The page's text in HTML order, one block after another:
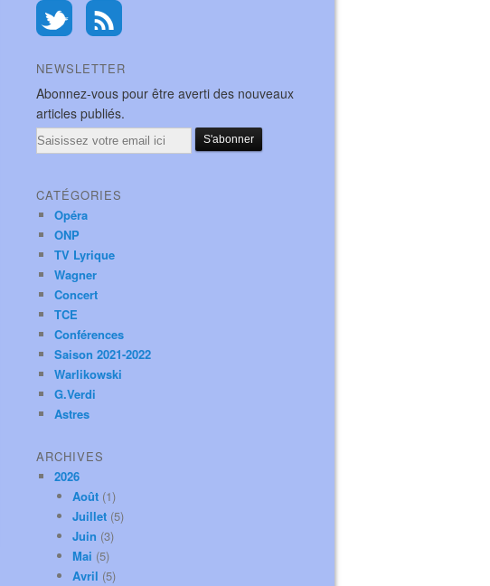
NEWSLETTER
Abonnez-vous pour être averti des nouveaux
articles publiés.
Email
CATÉGORIES
Opéra
ONP
TV Lyrique
Wagner
Concert
TCE
Conférences
Saison 2021-2022
Warlikowski
G.Verdi
Astres
ARCHIVES
2026
Août (1)
Juillet (5)
Juin (3)
Mai (5)
Avril (5)